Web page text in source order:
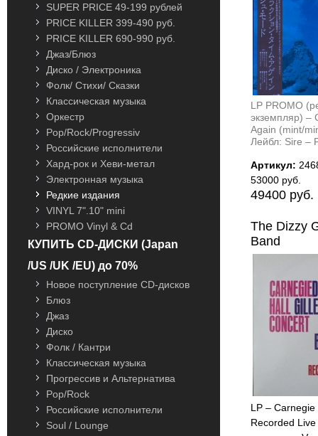
SUPER PRICE 49-199 рублей
PRICE KILLER 399-490 руб.
PRICE KILLER 690-990 руб.
Джаз/Блюз
Диско / Электроника
Фолк/ Стихи/ Сказки
Классическая музыка
Оркестр
Pop/Rock/Progressiv
Российские исполнители
Хард-рок и Хеви-метал
Электронная музыка
Редкие издания
VINYL 7".10" mini
PROMO Vinyl & Cd
КУПИТЬ CD-ДИСКИ (Japan
/US /UK /EU) до 70%
Новое поступление CD-дисков
Блюз
Джаз
Диско
Фолк / Кантри
Классическая музыка
Прогрессив и Альтернатива
Pop/Rock
Российские исполнители
Soul / Lounge
LP PROMO
экземпляр) –
Again (mint/
Лейбл: Sire –
Артикул:
53000 руб.
49400 руб.
The Dizzy
Band
LP –
Recorded